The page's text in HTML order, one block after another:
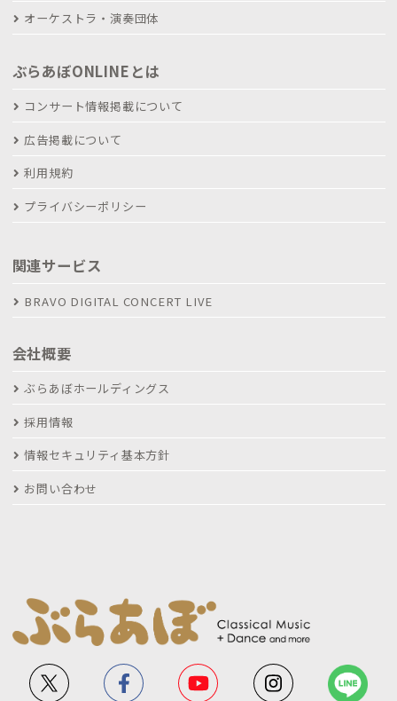
オーケストラ・演奏団体
ぶらあぼONLINEとは
コンサート情報掲載について
広告掲載について
利用規約
プライバシーポリシー
関連サービス
BRAVO DIGITAL CONCERT LIVE
会社概要
ぶらあぼホールディングス
採用情報
情報セキュリティ基本方針
お問い合わせ